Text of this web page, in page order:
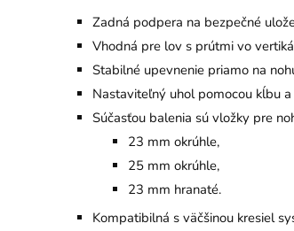
Zadná podpera na bezpečné
Vhodná pre lov s prútmi vo
Stabilné upevnenie priamo na
Nastaviteľný uhol pomocou kĺbu a
Súčasťou balenia sú vložky pre
23 mm okrúhle,
25 mm okrúhle,
23 mm hranaté.
Kompatibilná s väčšinou kresiel